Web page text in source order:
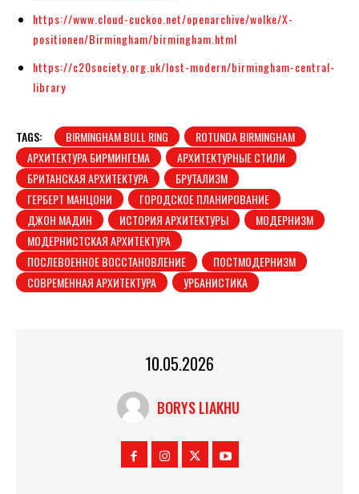
https://www.cloud-cuckoo.net/openarchive/wolke/X-
positionen/Birmingham/birmingham.html
https://c20society.org.uk/lost-modern/birmingham-central-
library
TAGS: BIRMINGHAM BULL RING
ROTUNDA BIRMINGHAM
АРХИТЕКТУРА БИРМИНГЕМА
АРХИТЕКТУРНЫЕ СТИЛИ
БРИТАНСКАЯ АРХИТЕКТУРА
БРУТАЛИЗМ
ГЕРБЕРТ МАНЦОНИ
ГОРОДСКОЕ ПЛАНИРОВАНИЕ
ДЖОН МАДИН
ИСТОРИЯ АРХИТЕКТУРЫ
МОДЕРНИЗМ
МОДЕРНИСТСКАЯ АРХИТЕКТУРА
ПОСЛЕВОЕННОЕ ВОССТАНОВЛЕНИЕ
ПОСТМОДЕРНИЗМ
СОВРЕМЕННАЯ АРХИТЕКТУРА
УРБАНИСТИКА
10.05.2026
BORYS LIAKHU